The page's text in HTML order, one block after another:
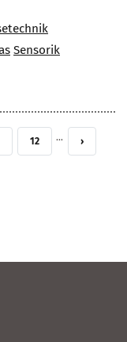
Sensorik
SEITE
12 … NÄCHSTE
›